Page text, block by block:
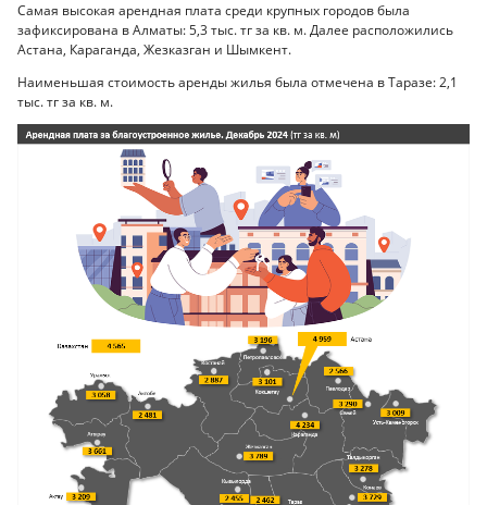
Самая высокая арендная плата среди крупных городов была
зафиксирована в Алматы: 5,3 тыс. тг за кв. м. Далее расположились
Астана, Караганда, Жезказган и Шымкент.
Наименьшая стоимость аренды жилья была отмечена в Таразе: 2,1
тыс. тг за кв. м.